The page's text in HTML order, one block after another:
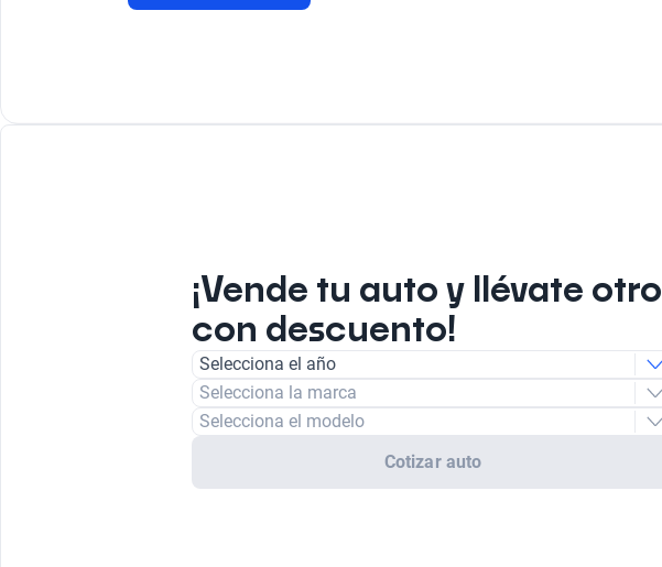
¡Vende tu auto y llévate otro
con descuento!
Selecciona el año
Selecciona la marca
Selecciona el modelo
Cotizar auto